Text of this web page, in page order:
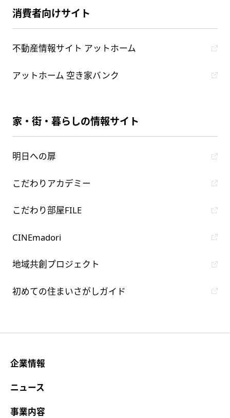
消費者向けサイト
不動産情報サイト アットホーム
アットホーム 空き家バンク
家・街・暮らしの情報サイト
明日への扉
こだわりアカデミー
こだわり部屋FILE
CINEmadori
地域共創プロジェクト
初めての住まいさがしガイド
企業情報
ニュース
事業内容